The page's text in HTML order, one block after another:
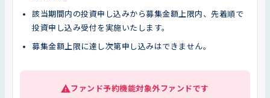
該当期間内の投資申し込みから募集金額上限内、先着順で
投資申し込み受付を実施いたします。
募集金額上限に達し次第申し込みはできません。
ファンド予約機能対象外ファンドです